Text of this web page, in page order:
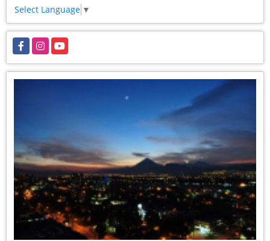
Select Language ▼
FacebookInstagramYouTube